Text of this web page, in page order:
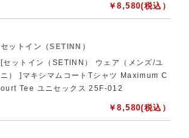
￥8,580(税込）
セットイン（SETINN）
[セットイン（SETINN） ウェア（メンズ/ユ
ニ） ]マキシマムコートTシャツ Maximum C
ourt Tee ユニセックス 25F-012
￥8,580(税込）